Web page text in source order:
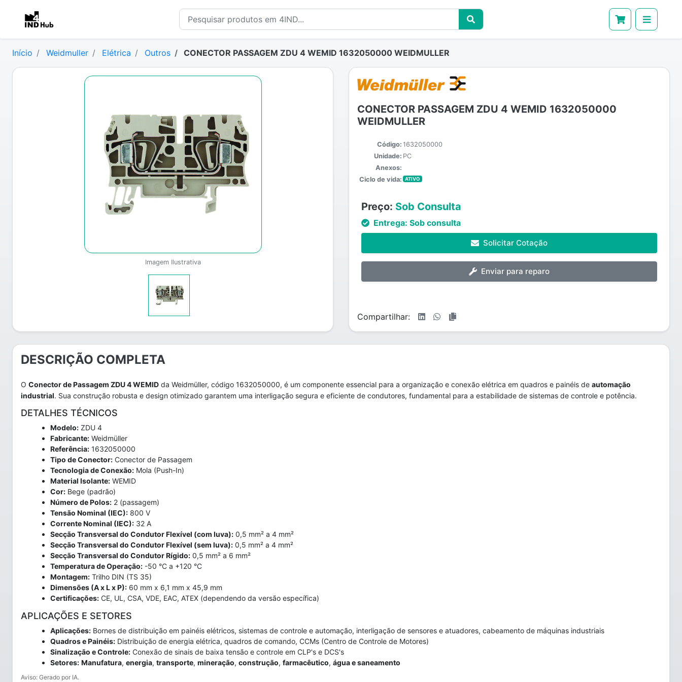
Início Weidmuller Elétrica Outros CONECTOR PASSAGEM ZDU 4 WEMID 1632050000 WEIDMULLER
Imagem Ilustrativa
CONECTOR PASSAGEM ZDU 4 WEMID 1632050000
WEIDMULLER
Código: 1632050000
Unidade: PC
Anexos:
Ciclo de vida:
ATIVO
Preço: Sob Consulta
Entrega: Sob consulta
Solicitar Cotação
Enviar para reparo
Compartilhar:
DESCRIÇÃO COMPLETA
O Conector de Passagem ZDU 4 WEMID da Weidmüller, código 1632050000, é um componente essencial para a organização e conexão elétrica em quadros e painéis de automação
industrial. Sua construção robusta e design otimizado garantem uma interligação segura e eficiente de condutores, fundamental para a estabilidade de sistemas de controle e potência.
DETALHES TÉCNICOS
Modelo: ZDU 4
Fabricante: Weidmüller
Referência: 1632050000
Tipo de Conector: Conector de Passagem
Tecnologia de Conexão: Mola (Push-In)
Material Isolante: WEMID
Cor: Bege (padrão)
Número de Polos: 2 (passagem)
Tensão Nominal (IEC): 800 V
Corrente Nominal (IEC): 32 A
Secção Transversal do Condutor Flexível (com luva): 0,5 mm² a 4 mm²
Secção Transversal do Condutor Flexível (sem luva): 0,5 mm² a 4 mm²
Secção Transversal do Condutor Rígido: 0,5 mm² a 6 mm²
Temperatura de Operação: -50 °C a +120 °C
Montagem: Trilho DIN (TS 35)
Dimensões (A x L x P): 60 mm x 6,1 mm x 45,9 mm
Certificações: CE, UL, CSA, VDE, EAC, ATEX (dependendo da versão específica)
APLICAÇÕES E SETORES
Aplicações: Bornes de distribuição em painéis elétricos, sistemas de controle e automação, interligação de sensores e atuadores, cabeamento de máquinas industriais
Quadros e Painéis: Distribuição de energia elétrica, quadros de comando, CCMs (Centro de Controle de Motores)
Sinalização e Controle: Conexão de sinais de baixa tensão e controle em CLP's e DCS's
Setores: Manufatura, energia, transporte, mineração, construção, farmacêutico, água e saneamento
Aviso: Gerado por IA.